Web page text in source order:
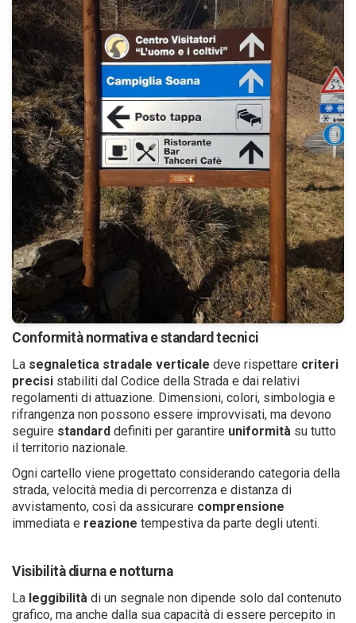
Conformità normativa e standard tecnici
La segnaletica stradale verticale deve rispettare criteri
precisi stabiliti dal Codice della Strada e dai relativi
regolamenti di attuazione. Dimensioni, colori, simbologia e
rifrangenza non possono essere improvvisati, ma devono
seguire standard definiti per garantire uniformità su tutto
il territorio nazionale.
Ogni cartello viene progettato considerando categoria della
strada, velocità media di percorrenza e distanza di
avvistamento, così da assicurare comprensione
immediata e reazione tempestiva da parte degli utenti.
Visibilità diurna e notturna
La leggibilità di un segnale non dipende solo dal contenuto
grafico, ma anche dalla sua capacità di essere percepito in